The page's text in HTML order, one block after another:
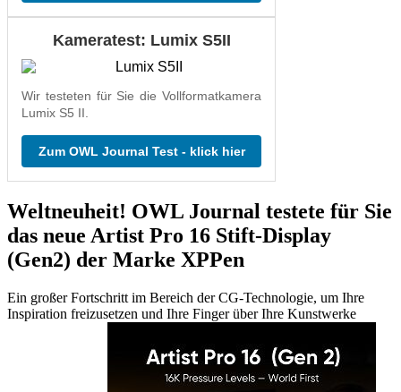
Kameratest: Lumix S5II
Wir testeten für Sie die Vollformatkamera
Lumix S5 II.
Zum OWL Journal Test - klick hier
Weltneuheit! OWL Journal testete für Sie
das neue Artist Pro 16 Stift-Display
(Gen2) der Marke XPPen
Ein großer Fortschritt im Bereich der CG-Technologie, um Ihre
Inspiration freizusetzen und Ihre Finger über Ihre Kunstwerke